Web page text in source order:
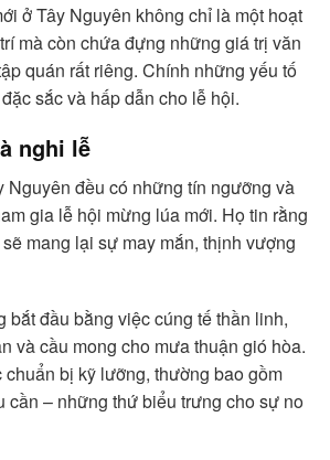
ở Tây Nguyên không chỉ là một hoạt
mà còn chứa đựng những giá trị văn
quán rất riêng. Chính những yếu tố
sắc và hấp dẫn cho lễ hội.
nghi lễ
Nguyên đều có những tín ngưỡng và
gia lễ hội mừng lúa mới. Họ tin rằng
mang lại sự may mắn, thịnh vượng
bắt đầu bằng việc cúng tế thần linh,
và cầu mong cho mưa thuận gió hòa.
bị kỹ lưỡng, thường bao gồm
cần – những thứ biểu trưng cho sự no